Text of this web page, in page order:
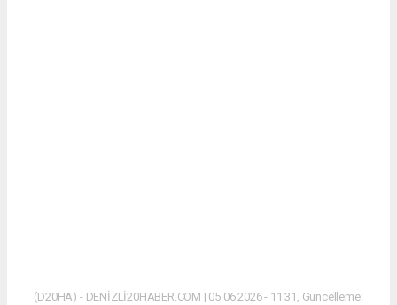
(D20HA) - DENİZLİ20HABER.COM | 05.06.2026 - 11:31, Güncelleme: